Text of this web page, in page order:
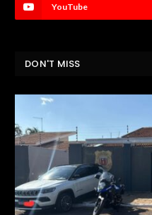
YouTube
DON'T MISS